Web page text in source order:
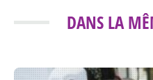
DANS LA